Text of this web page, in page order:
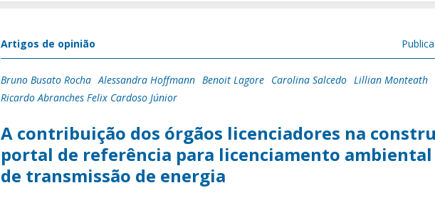
Artigos de opinião
Bruno Busato Rocha Alessandra Hoffmann Benoit Lagore Carolina Salcedo Lillian Monteath
Ricardo Abranches Felix Cardoso Júnior
A contribuição dos órgãos licenciadores na
portal de referência para licenciamento ambiental
de transmissão de energia